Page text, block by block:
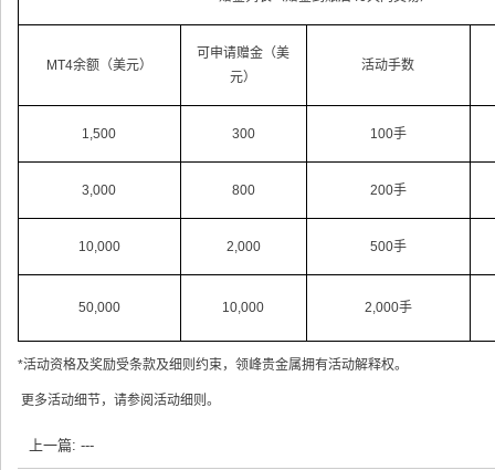
MT4余额（美元）
可申请赠金（美
元）
活动手数
1,500 300 100手
3,000 800 200手
10,000 2,000 500手
50,000 10,000 2,000手
*活动资格及奖励受条款及细则约束，领峰贵金属拥有活动解释权。
更多活动细节，请参阅活动细则。
上一篇: ---